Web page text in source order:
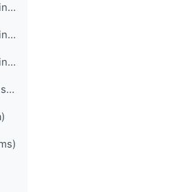
Kultūras mainīgās un mazmainīgās dimensijas (prezentācija)
Kultūras mainīgās un mazmainīgās dimensijas (paskaidrojums)
Kultūras mainīgās un mazmainīgās dimensijas (uzdevumi)
Ceturtā nodarbība - izveidojis Andrejs Mūrnieks